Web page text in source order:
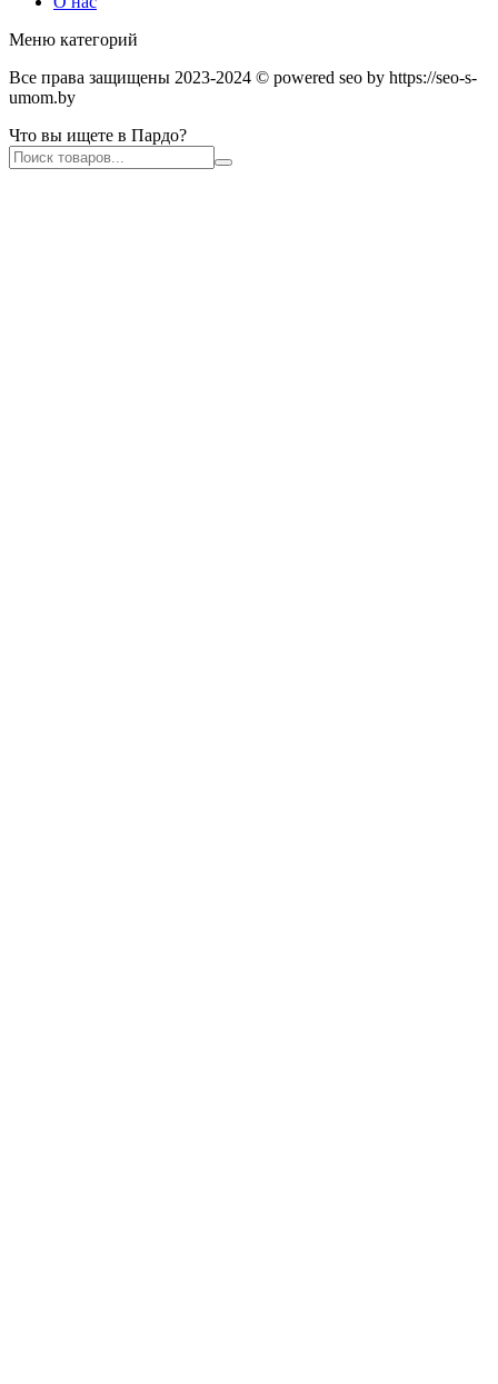
Меню категорий
Все права защищены 2023-2024 © powered seo by https://seo-s-
umom.by
Что вы ищете в Пардо?